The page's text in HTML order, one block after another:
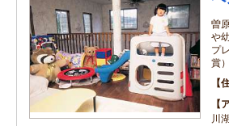
曽
や
プ
賞
川